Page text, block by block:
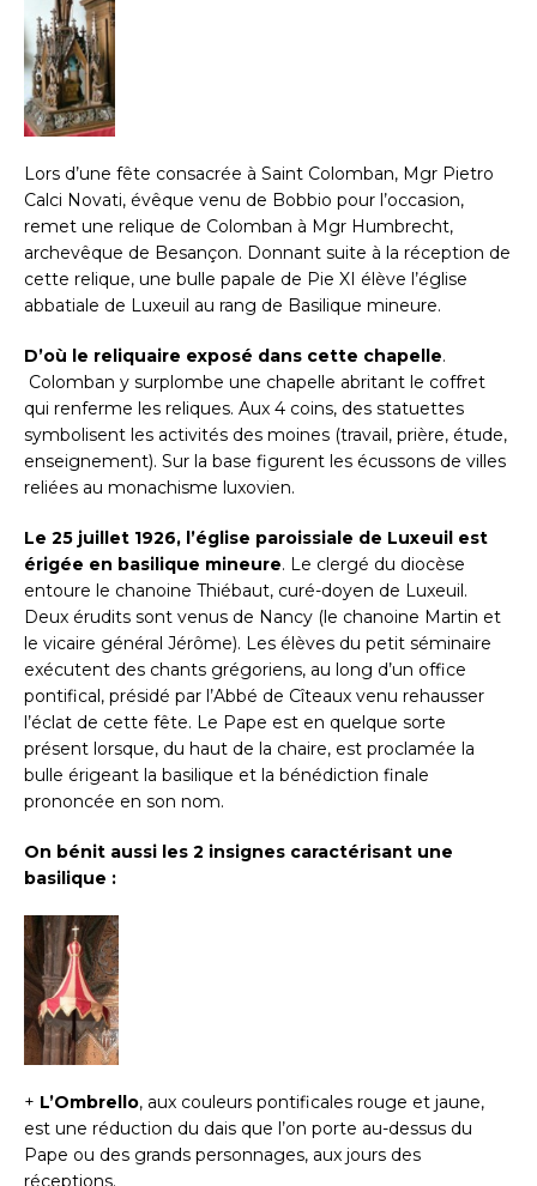
Lors d’une fête consacrée à Saint Colomban, Mgr Pietro
Calci Novati, évêque venu de Bobbio pour l’occasion,
remet une relique de Colomban à Mgr Humbrecht,
archevêque de Besançon. Donnant suite à la réception de
cette relique, une bulle papale de Pie XI élève l’église
abbatiale de Luxeuil au rang de Basilique mineure.
D’où le reliquaire exposé dans cette chapelle.
Colomban y surplombe une chapelle abritant le coffret
qui renferme les reliques. Aux 4 coins, des statuettes
symbolisent les activités des moines (travail, prière, étude,
enseignement). Sur la base figurent les écussons de villes
reliées au monachisme luxovien.
Le 25 juillet 1926, l’église paroissiale de Luxeuil est
érigée en basilique mineure. Le clergé du diocèse
entoure le chanoine Thiébaut, curé-doyen de Luxeuil.
Deux érudits sont venus de Nancy (le chanoine Martin et
le vicaire général Jérôme). Les élèves du petit séminaire
exécutent des chants grégoriens, au long d’un office
pontifical, présidé par l’Abbé de Cîteaux venu rehausser
l’éclat de cette fête. Le Pape est en quelque sorte
présent lorsque, du haut de la chaire, est proclamée la
bulle érigeant la basilique et la bénédiction finale
prononcée en son nom.
On bénit aussi les 2 insignes caractérisant une
basilique :
+ L’Ombrello, aux couleurs pontificales rouge et jaune,
est une réduction du dais que l’on porte au-dessus du
Pape ou des grands personnages, aux jours des
réceptions.